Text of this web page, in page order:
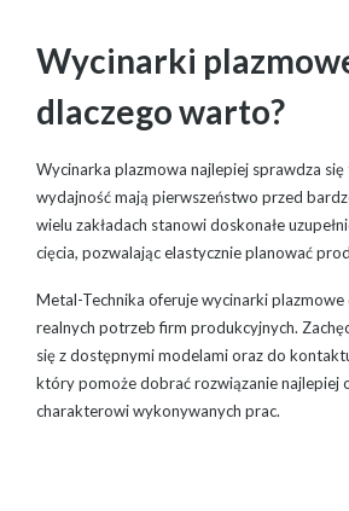
Wycinarki
dlaczego warto?
Wycinarka plazmowa najlepiej sprawdza
wydajność mają pierwszeństwo przed
wielu zakładach stanowi doskonałe
cięcia, pozwalając elastycznie planować
Metal-Technika oferuje wycinarki
realnych potrzeb firm produkcyjnych.
się z dostępnymi modelami oraz do
który pomoże dobrać rozwiązanie najlepiej
charakterowi wykonywanych prac.